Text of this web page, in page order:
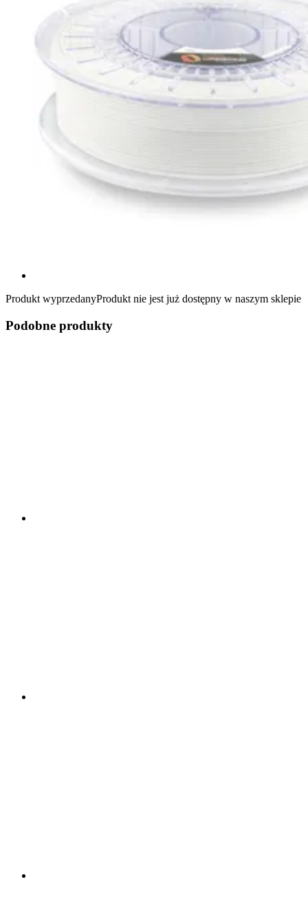
Produkt wyprzedanyProdukt nie jest już dostępny w naszym sklepie
Podobne produkty